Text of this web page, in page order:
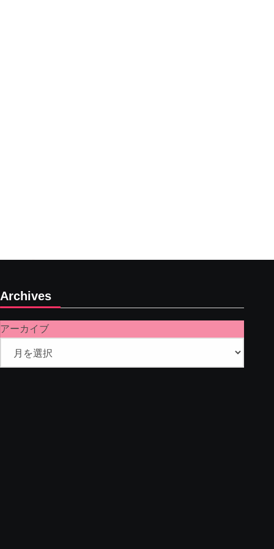
Archives
アーカイブ